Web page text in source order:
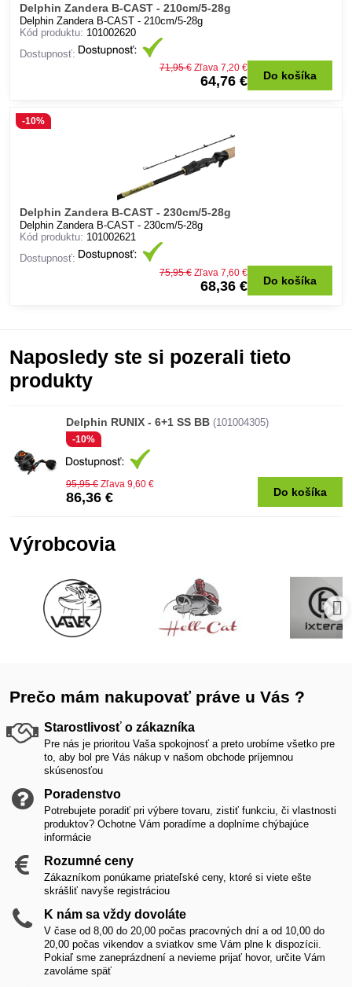
Delphin Zandera B-CAST - 210cm/5-28g
Delphin Zandera B-CAST - 210cm/5-28g
Kód produktu: 101002620
Dostupnosť:
64,76 €
71,95 € Zľava 7,20 €
Do košíka
Delphin Zandera B-CAST - 230cm/5-28g
-10%
Delphin Zandera B-CAST - 230cm/5-28g
Kód produktu: 101002621
Dostupnosť:
68,36 €
75,95 € Zľava 7,60 €
Do košíka
Naposledy ste si pozerali tieto
produkty
Delphin RUNIX - 6+1 SS BB (101004305)
-10%
86,36 €
95,95 € Zľava 9,60 €
Do košíka
Výrobcovia
Prečo mám nakupovať práve u Vás ?
Starostlivosť o zákazníka
Pre nás je prioritou Vaša spokojnosť a preto urobíme všetko pre
to, aby bol pre Vás nákup v našom obchode príjemnou
skúsenosťou
Poradenstvo
Potrebujete poradiť pri výbere tovaru, zistiť funkciu, či vlastnosti
produktov? Ochotne Vám poradíme a doplníme chýbajúce
informácie
Rozumné ceny
Zákazníkom ponúkame priateľské ceny, ktoré si viete ešte
skrášliť navyše registráciou
K nám sa vždy dovoláte
V čase od 8,00 do 20,00 počas pracovných dní a od 10,00 do
20,00 počas vikendov a sviatkov sme Vám plne k dispozícii.
Pokiaľ sme zaneprázdnení a nevieme prijať hovor, určite Vám
zavoláme späť